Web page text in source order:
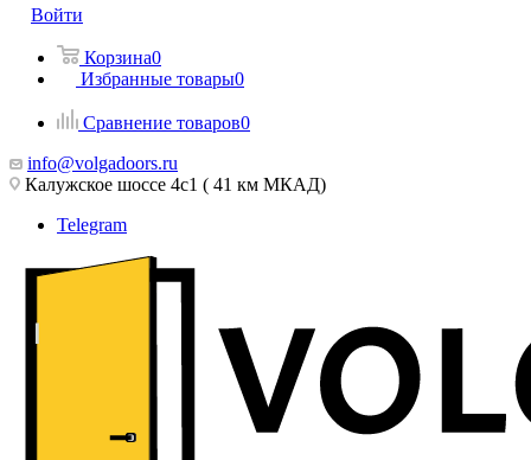
Войти
Корзина0
Избранные товары0
Сравнение товаров0
info@volgadoors.ru
Калужское шоссе 4с1 ( 41 км МКАД)
Telegram